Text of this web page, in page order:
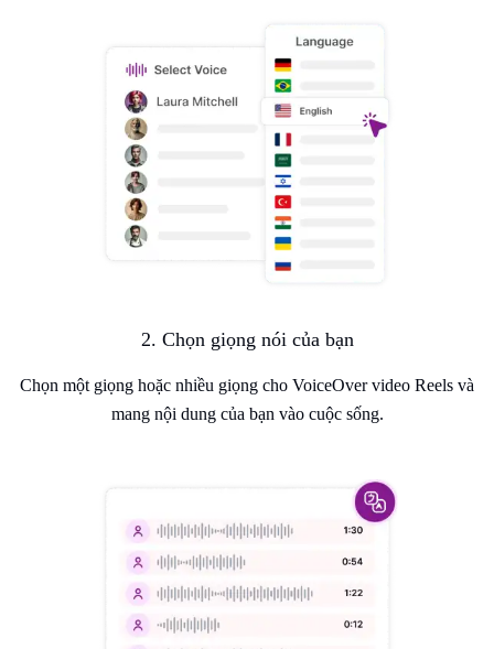
2. Chọn giọng nói của bạn
Chọn một giọng hoặc nhiều giọng cho VoiceOver video Reels và
mang nội dung của bạn vào cuộc sống.